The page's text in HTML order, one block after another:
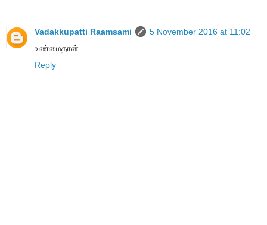
Vadakkupatti Raamsami
5 November 2016 at 11:02
உண்மைதான்.
Reply